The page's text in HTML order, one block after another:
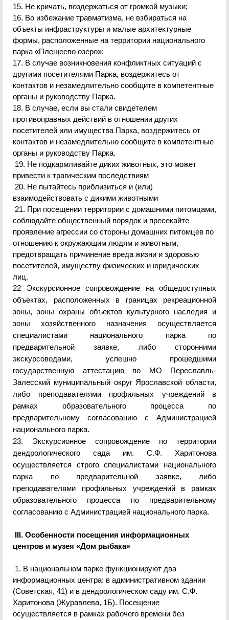
15. Не кричать, воздержаться от громкой музыки;
16. Во избежание травматизма, не взбираться на
объекты инфраструктуры и малые архитектурные
формы, расположенные на территории национального
парка «Плещеево озеро»;
17. В случае возникновения конфликтных ситуаций с
другими посетителями Парка, воздержитесь от
контактов и незамедлительно сообщите в компетентные
органы и руководству Парка.
18. В случае, если вы стали свидетелем
противоправных действий в отношении других
посетителей или имущества Парка, воздержитесь от
контактов и незамедлительно сообщите в компетентные
органы и руководству Парка.
19. Не подкармливайте диких животных, это может
привести к трагическим последствиям
20. Не пытайтесь приблизиться и (или)
взаимодействовать с дикими животными
21. При посещении территории с домашними питомцами,
соблюдайте общественный порядок и пресекайте
проявление агрессии со стороны домашних питомцев по
отношению к окружающим людям и животным,
предотвращать причинение вреда жизни и здоровью
посетителей, имуществу физических и юридических
лиц.
22 Экскурсионное сопровождение на общедоступных
объектах, расположенных в границах рекреационной
зоны, зоны охраны объектов культурного наследия и
зоны хозяйственного назначения осуществляется
специалистами национального парка по
предварительной заявке, либо сторонними
экскурсоводами, успешно прошедшими
государственную аттестацию по МО Переславль-
Залесский муниципальный округ Ярославской области,
либо преподавателями профильных учреждений в
рамках образовательного процесса по
предварительному согласованию с Администрацией
национального парка.
23. Экскурсионное сопровождение по территории
дендрологического сада им. С.Ф. Харитонова
осуществляется строго специалистами национального
парка по предварительной заявке, либо
преподавателями профильных учреждений в рамках
образовательного процесса по предварительному
согласованию с Администрацией национального парка.
III. Особенности посещения информационных
центров и музея «Дом рыбака»
1. В национальном парке функционируют два
информационных центра: в административном здании
(Советская, 41) и в дендрологическом саду им. С.Ф.
Харитонова (Журавлева, 1Б). Посещение
осуществляется в рамках рабочего времени без